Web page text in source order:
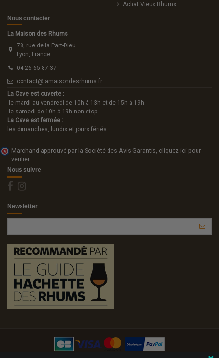
Achat Vieux Rhums
Nous contacter
La Maison des Rhums
78, rue de la Part-Dieu
Lyon, France
04 26 65 87 37
contact@lamaisondesrhums.fr
La Cave est ouverte :
-le mardi au vendredi de 10h à 13h et de 15h à 19h
-le samedi de 10h à 19h non-stop.
La Cave est fermée :
les dimanches, lundis et jours fériés.
Marchand approuvé par la Société des Avis Garantis, cliquez ici pour
vérifier.
Nous suivre
Newsletter